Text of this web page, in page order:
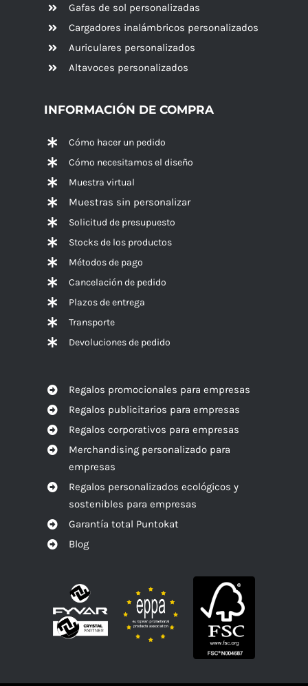
Gafas de sol personalizadas
Cargadores inalámbricos personalizados
Auriculares personalizados
Altavoces personalizados
INFORMACIÓN DE COMPRA
Cómo hacer un pedido
Cómo necesitamos el diseño
Muestra virtual
Muestras sin personalizar
Solicitud de presupuesto
Stocks de los productos
Métodos de pago
Cancelación de pedido
Plazos de entrega
Transporte
Devoluciones de pedido
Regalos promocionales para empresas
Regalos publicitarios para empresas
Regalos corporativos para empresas
Merchandising personalizado para
empresas
Regalos personalizados ecológicos y
sostenibles para empresas
Garantía total Puntokat
Blog